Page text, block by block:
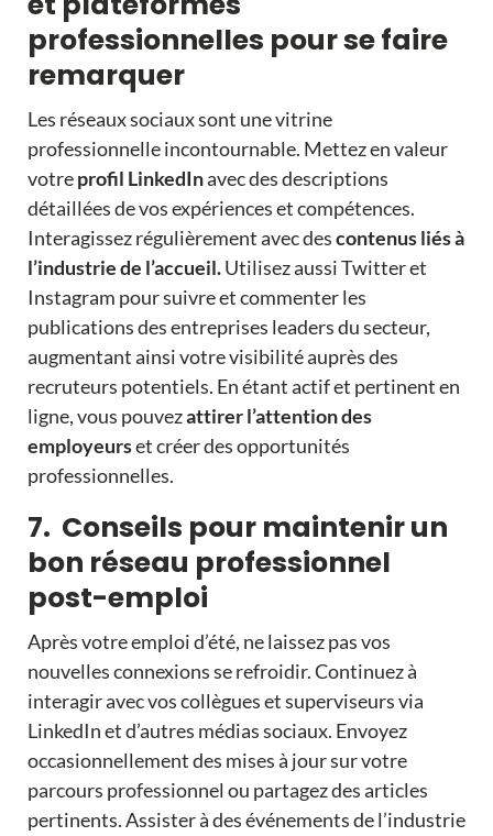
professionnelles pour se faire
remarquer
Les réseaux sociaux sont une vitrine
professionnelle incontournable. Mettez en valeur
votreprofil LinkedInavec des descriptions
détaillées de vos expériences et compétences.
Interagissez régulièrement avec descontenus liés à
l’industrie de l’accueil.Utilisez aussi Twitter et
Instagram pour suivre et commenter les
publications des entreprises leaders du secteur,
augmentant ainsi votre visibilité auprès des
recruteurs potentiels. En étant actif et pertinent en
ligne, vous pouvezattirer l’attention des
employeurset créer des opportunités
professionnelles.
7. Conseils pour maintenir un
bon réseau professionnel
post-emploi
Après votre emploi d’été, ne laissez pas vos
nouvelles connexions se refroidir. Continuez à
interagir avec vos collègues et superviseurs via
LinkedIn et d’autres médias sociaux. Envoyez
occasionnellement des mises à jour sur votre
parcours professionnel ou partagez des articles
pertinents. Assister à des événements de l’industrie